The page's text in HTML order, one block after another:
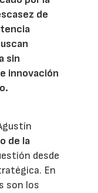
de
sin
innovación
de la
desde
En
son los